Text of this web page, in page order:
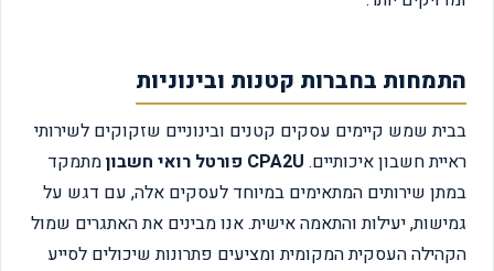
התמחות בחברות קטנות ובינוניות
בבית שמש קיימים עסקים קטנים ובינוניים שזקוקים לשירותי
ראיית חשבון איכותיים.CPA2U פורטל רואי חשבון
מתמקד
במתן שירותים המתאימים במיוחד לעסקים אלה, עם דגש על
גמישות, יעילות והתאמה אישית. אנו מבינים את האתגרים שמול
הקהילה העסקית המקומית ומציעים פתרונות שיכולים לסייע